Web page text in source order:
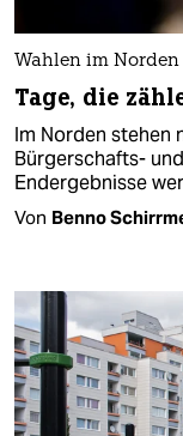
Wahlen im Norden
Tage, die
Im Norden stehen
Bürgerschafts-
Endergebnisse
Von Benno